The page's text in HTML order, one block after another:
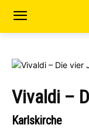
Vivaldi –
Karlskirche